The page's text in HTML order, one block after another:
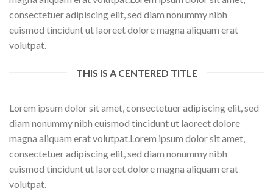
consectetuer adipiscing elit, sed diam nonummy nibh
euismod tincidunt ut laoreet dolore magna aliquam erat
volutpat.
THIS IS A CENTERED TITLE
Lorem ipsum dolor sit amet, consectetuer adipiscing elit, sed
diam nonummy nibh euismod tincidunt ut laoreet dolore
magna aliquam erat volutpat.Lorem ipsum dolor sit amet,
consectetuer adipiscing elit, sed diam nonummy nibh
euismod tincidunt ut laoreet dolore magna aliquam erat
volutpat.